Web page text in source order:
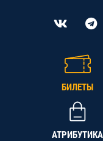
БИЛЕТЫ
АТРИБУТИКА